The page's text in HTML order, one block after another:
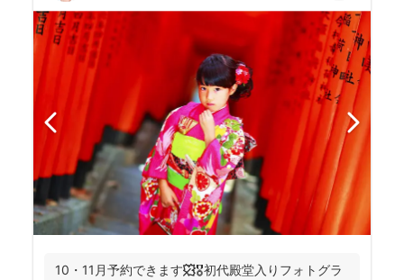
10・11月予約できます🍁🎖初代殿堂入りフォトグラ